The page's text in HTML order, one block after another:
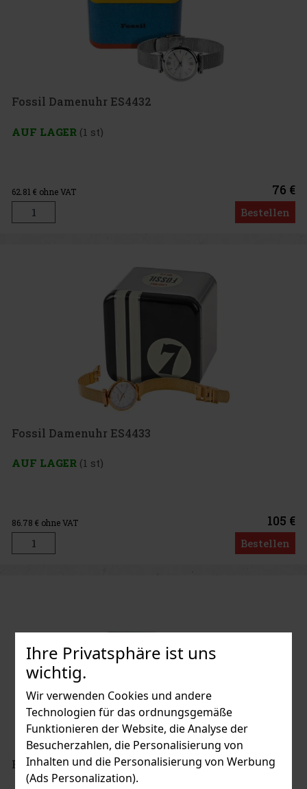
Ihre Privatsphäre ist uns
wichtig.
Wir verwenden Cookies und andere
Technologien für das ordnungsgemäße
Funktionieren der Website, die Analyse der
Besucherzahlen, die Personalisierung von
Inhalten und die Personalisierung von Werbung
(Ads Personalization).
Fossil Damenuhr ES4432
AUF LAGER (1 st)
62.81 € ohne VAT 76 €
Bestellen
Fossil Damenuhr ES4433
AUF LAGER (1 st)
86.78 € ohne VAT 105 €
Bestellen
Fossil Damenuhr ES3546